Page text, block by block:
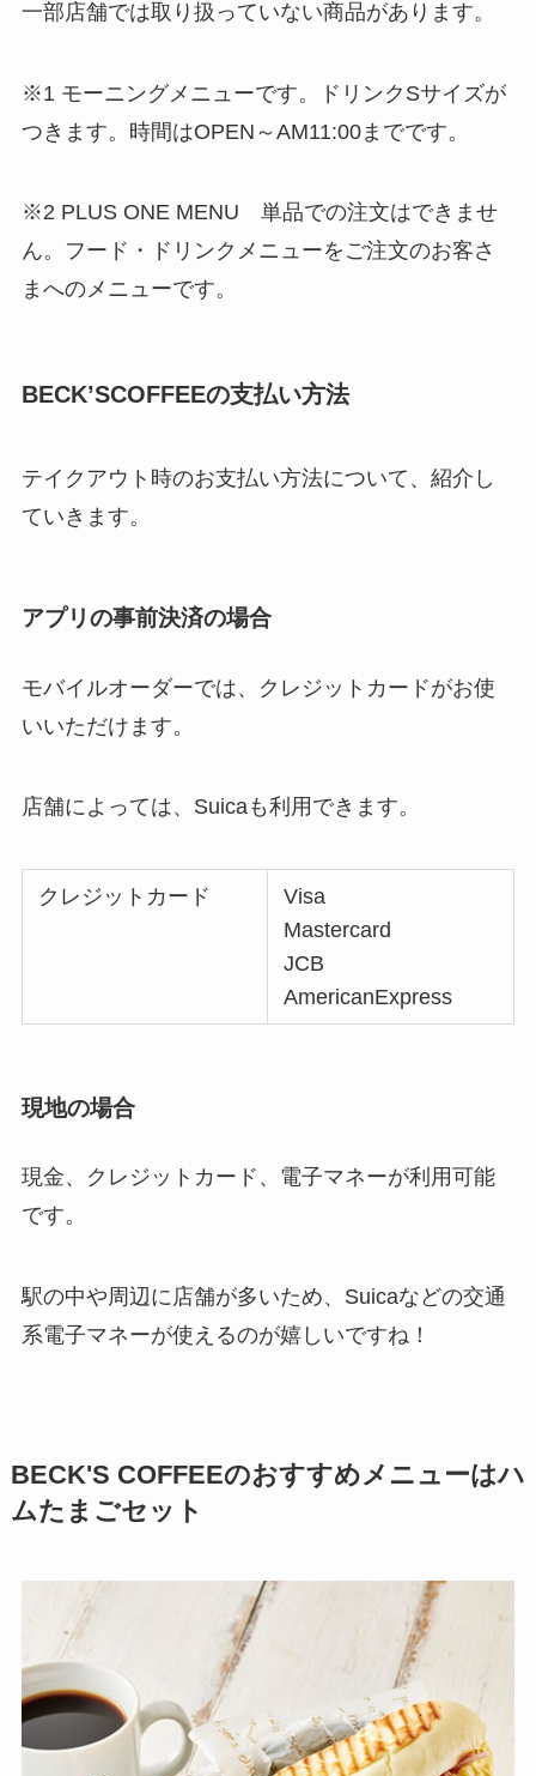
一部店舗では取り扱っていない商品があります。
※1 モーニングメニューです。ドリンクSサイズが
つきます。時間はOPEN～AM11:00までです。
※2 PLUS ONE MENU 単品での注文はできませ
ん。フード・ドリンクメニューをご注文のお客さ
まへのメニューです。
BECK’SCOFFEEの支払い方法
テイクアウト時のお支払い方法について、紹介し
ていきます。
アプリの事前決済の場合
モバイルオーダーでは、クレジットカードがお使
いいただけます。
店舗によっては、Suicaも利用できます。
クレジットカード
Visa
Mastercard
JCB
AmericanExpress
現地の場合
現金、クレジットカード、電子マネーが利用可能
です。
駅の中や周辺に店舗が多いため、Suicaなどの交通
系電子マネーが使えるのが嬉しいですね！
BECK'S COFFEEのおすすめメニューはハ
ムたまごセット